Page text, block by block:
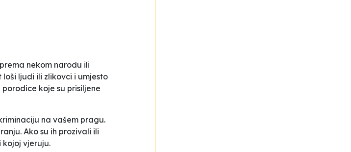
nekom narodu ili
loši ljudi ili zlikovci i umjesto
koje su prisiljene
na vašem pragu.
Ako su ih prozivali ili
vjeruju.